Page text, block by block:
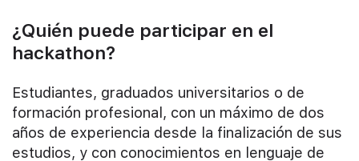
¿Quién puede participar en el
hackathon?
Estudiantes, graduados universitarios o de
formación profesional, con un máximo de dos
años de experiencia desde la finalización de sus
estudios, y con conocimientos en lenguaje de